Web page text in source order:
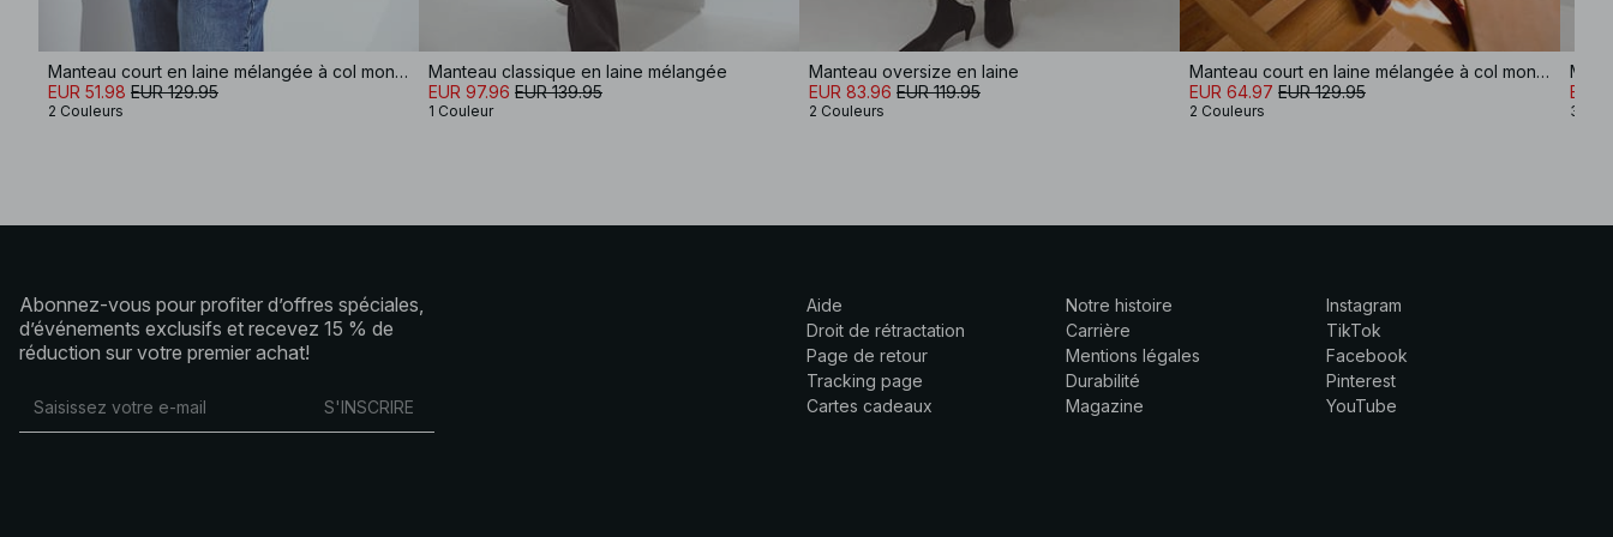
Manteau court en laine mélangée à col montant
EUR 51.98 EUR 129.95
2 Couleurs
Manteau classique en laine mélangée
EUR 97.96 EUR 139.95
1 Couleur
Manteau oversize en laine
EUR 83.96 EUR 119.95
2 Couleurs
Manteau court en laine mélangée à col montant
EUR 64.97 EUR 129.95
2 Couleurs
EUR
3
Abonnez-vous pour profiter d’offres spéciales,
d’événements exclusifs et recevez 15 % de
réduction sur votre premier achat!
S'INSCRIRE
Aide
Droit de rétractation
Page de retour
Tracking page
Cartes cadeaux
Notre histoire
Carrière
Mentions légales
Durabilité
Magazine
Instagram
TikTok
Facebook
Pinterest
YouTube